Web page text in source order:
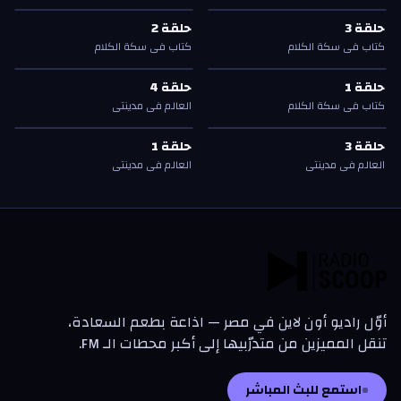
حلقة3
—كتاب في سكة الكلام ك
كحلقة 3 حلقة3
كتاب في سكة الكلام
حلقة2
—كتاب في سكة ك
كحلقة 2 حلقة2
كتاب في سكة الكلام
حلقة1
—كتاب في سكة الكلام ك
كحلقة 1 حلقة1
كتاب في سكة الكلام
حلقة4
—العالم في مدينتي حلقة 4 حلقة4
العالم في مدينتي
حلقة3
—العالم في مدينتي حلقة 3 حلقة3
العالم في مدينتي
حلقة1
—العالم في مدينتي حلقة 1 حلقة1
العالم في مدينتي
أوّل راديو أون لاين في مصر — اذاعة بطعم السعادة،
تنقل المميزين من متدرّبيها إلى أكبر محطات الـ FM.
استمع للبث المباشر